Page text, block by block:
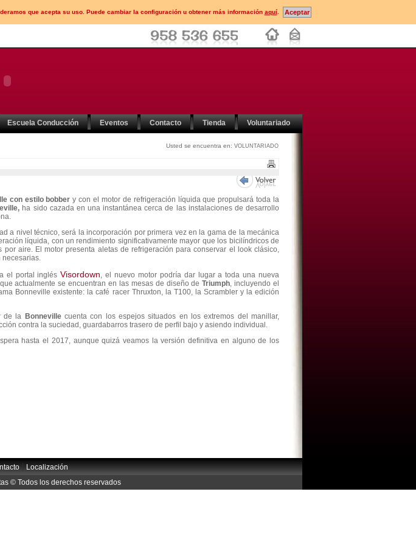
que acepta su uso. Puede cambiar la configuración u obtener más información aquí.
Escuela Conducción Eventos Contacto Tienda Voluntariado
Usted se encuentra en: VOLUNTARIADO
con estilo bobber y con el motor de refrigeración líquida que propulsará toda la
ha sido cazada en una instantánea cerca de las instalaciones de desarrollo
a nivel técnico, será la incorporación por primera vez en la gama de la mecánica
líquida, con un rendimiento significativamente mayor que los bicilíndricos de
por aire. El motor presenta aletas de refrigeración para conservar el look clásico,
necesarias.
el portal inglésVisordown, el nuevo motor podría dar lugar a toda una nueva
actualmente se encuentran en las mesas de diseño de Triumph, incluyendo el
Bonneville existente: la café racer Thruxton, la T100, la Scrambler y la edición
de la Bonnevillecuenta con los espejos situados en los extremos del manillar,
contra la suciedad, guardabarros trasero de perfil bajo y asiendo individual.
hasta el 2017, aunque quizá veamos la versión definitiva en alguno de los
|Localización
© Todos los derechos reservados